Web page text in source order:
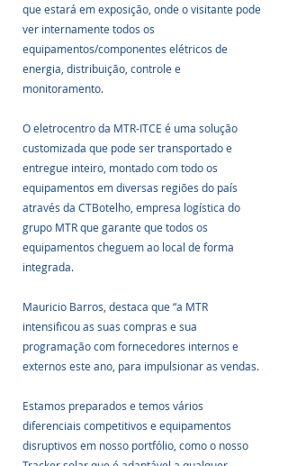
que estará em exposição, onde o visitante pode
ver internamente todos os
equipamentos/componentes elétricos de
energia, distribuição, controle e
monitoramento.
O eletrocentro da MTR-ITCE é uma solução
customizada que pode ser transportado e
entregue inteiro, montado com todo os
equipamentos em diversas regiões do país
através da CTBotelho, empresa logística do
grupo MTR que garante que todos os
equipamentos cheguem ao local de forma
integrada.
Mauricio Barros, destaca que “a MTR
intensificou as suas compras e sua
programação com fornecedores internos e
externos este ano, para impulsionar as vendas.
Estamos preparados e temos vários
diferenciais competitivos e equipamentos
disruptivos em nosso portfólio, como o nosso